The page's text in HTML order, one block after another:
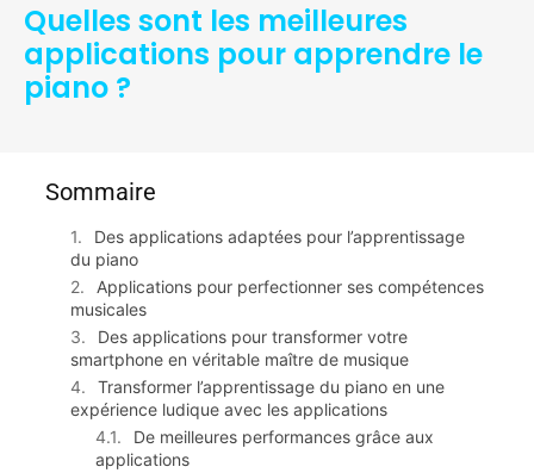
Quelles sont les meilleures
applications pour apprendre le
piano ?
Sommaire
Des applications adaptées pour l’apprentissage
du piano
Applications pour perfectionner ses compétences
musicales
Des applications pour transformer votre
smartphone en véritable maître de musique
Transformer l’apprentissage du piano en une
expérience ludique avec les applications
De meilleures performances grâce aux
applications